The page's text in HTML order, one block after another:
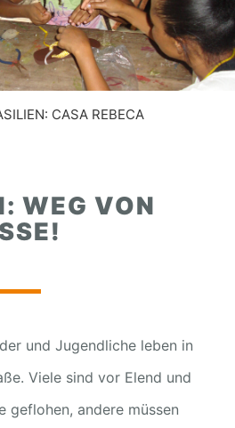
CASA REBECA
WEG VON
und Jugendliche leben in
Viele sind vor Elend und
geflohen, andere müssen